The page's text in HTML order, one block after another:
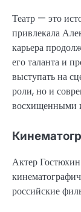
Театр — это
привлекала
карьера
его таланта и
выступать на
роли, но и
восхищенными
Актер
российские